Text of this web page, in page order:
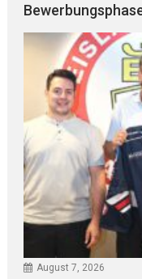
August 7, 2026